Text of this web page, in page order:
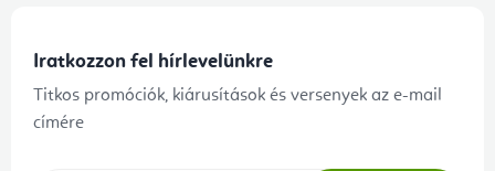
Iratkozzon fel hírlevelünkre
Titkos promóciók, kiárusítások és versenyek az e-mail
címére